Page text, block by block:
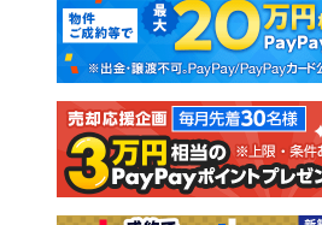
新築一戸建て 中
注文住宅 土地
売却査定